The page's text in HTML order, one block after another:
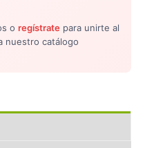
oregístrate para unirte al
nuestro catálogo